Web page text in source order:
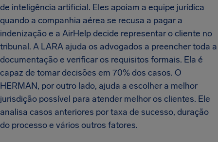
de inteligência artificial. Eles apoiam a equipe jurídica
quando a companhia aérea se recusa a pagar a
indenização e a AirHelp decide representar o cliente no
tribunal. A LARA ajuda os advogados a preencher toda a
documentação e verificar os requisitos formais. Ela é
capaz de tomar decisões em 70% dos casos. O
HERMAN, por outro lado, ajuda a escolher a melhor
jurisdição possível para atender melhor os clientes. Ele
analisa casos anteriores por taxa de sucesso, duração
do processo e vários outros fatores.